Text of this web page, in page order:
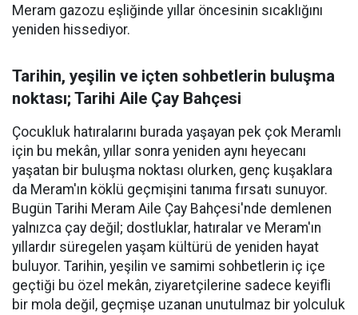
Meram gazozu eşliğinde yıllar öncesinin sıcaklığını
yeniden hissediyor.
Tarihin, yeşilin ve içten sohbetlerin buluşma
noktası; Tarihi Aile Çay Bahçesi
Çocukluk hatıralarını burada yaşayan pek çok Meramlı
için bu mekân, yıllar sonra yeniden aynı heyecanı
yaşatan bir buluşma noktası olurken, genç kuşaklara
da Meram'ın köklü geçmişini tanıma fırsatı sunuyor.
Bugün Tarihi Meram Aile Çay Bahçesi'nde demlenen
yalnızca çay değil; dostluklar, hatıralar ve Meram'ın
yıllardır süregelen yaşam kültürü de yeniden hayat
buluyor. Tarihin, yeşilin ve samimi sohbetlerin iç içe
geçtiği bu özel mekân, ziyaretçilerine sadece keyifli
bir mola değil, geçmişe uzanan unutulmaz bir yolculuk